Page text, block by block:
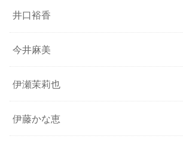
井口裕香
今井麻美
伊瀬茉莉也
伊藤かな恵